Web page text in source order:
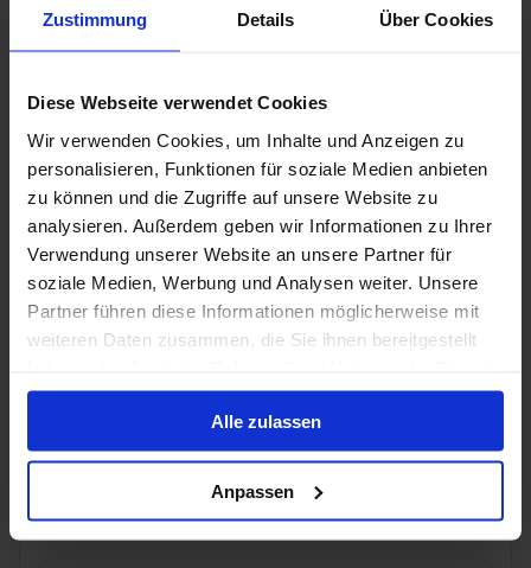
Zustimmung Details Über Cookies
Diese Webseite verwendet Cookies
Wir verwenden Cookies, um Inhalte und Anzeigen zu
personalisieren, Funktionen für soziale Medien anbieten
zu können und die Zugriffe auf unsere Website zu
analysieren. Außerdem geben wir Informationen zu Ihrer
Verwendung unserer Website an unsere Partner für
soziale Medien, Werbung und Analysen weiter. Unsere
Partner führen diese Informationen möglicherweise mit
weiteren Daten zusammen, die Sie ihnen bereitgestellt
gesammelt haben.
Alle zulassen
Anpassen
MSC Cruises - Vitamin Sea - tot 50% korting
7 jan. 2028 115Nachten
Binnenhutvan
€ 18.919p.p.
Buitenhut van
€ 21.219p.p.
Balkonhutvan
€ 28.119 p.p.
MSC
Alleen Cruise
Zuidoost-Azië vanaf Singapore, Singapore met de
Sapphire Princess
Volpension
Princess Cruises - tot $ 600 boordtegoed